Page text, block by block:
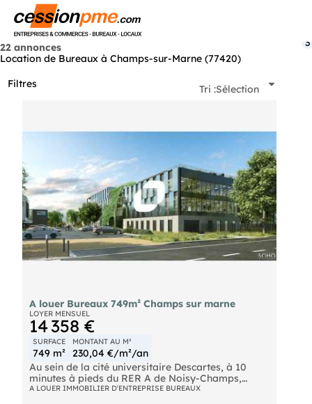
22 annonces
Location de Bureaux à Champs-sur-Marne (77420)
Filtres
3
Tri :Sélection
A louer Bureaux 749m² Champs sur marne
LOYER MENSUEL
14 358 €
SURFACE
749 m²
MONTANT AU M²
230,04 €/m²/an
Au sein de la cité universitaire Descartes, à 10
minutes à pieds du RER A de Noisy-Champs,
ImmNotre équipeus propose un immeuble neuf à
A LOUER IMMOBILIER D'ENTREPRISE BUREAUX